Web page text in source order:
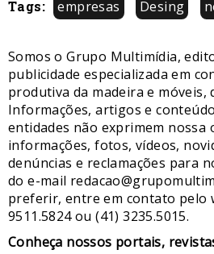
Tags: empresas Desing
Somos o Grupo Multimídia,
publicidade especializada em
produtiva da madeira e móveis,
Informações, artigos e
entidades não exprimem nossa
informações, fotos, vídeos,
denúncias e reclamações para
do e-mail
preferir, entre em contato pelo
9511.5824 ou (41) 3235.5015.
​Conheça nossos ​portais,